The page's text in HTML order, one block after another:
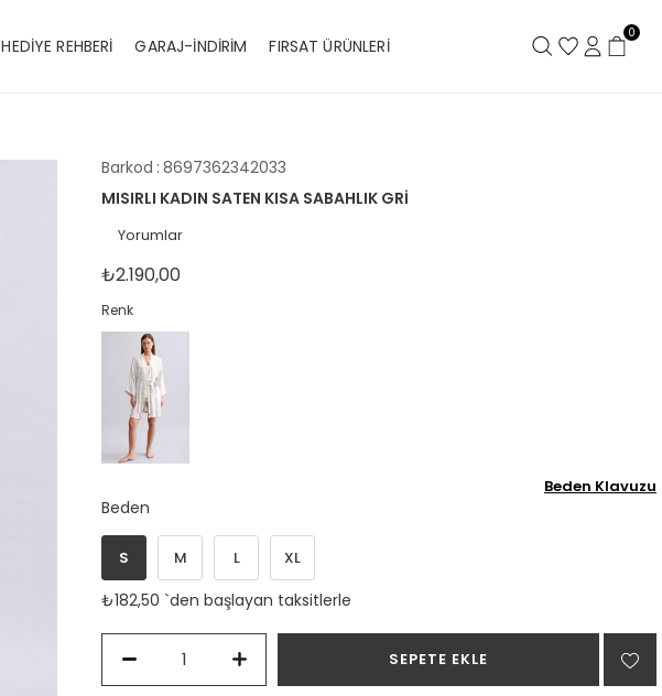
HEDİYE REHBERİ GARAJ-İNDİRİM FIRSAT ÜRÜNLERİ
0
Barkod : 8697362342033
MISIRLI KADIN SATEN KISA SABAHLIK GRI
Yorumlar
₺2.190,00
Renk
Beden Klavuzu
Beden
S M L XL
₺182,50 `den başlayan taksitlerle